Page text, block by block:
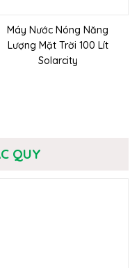
Máy Nước Nóng Năng
Lượng Mặt Trời 100 Lít
Solarcity
QUY